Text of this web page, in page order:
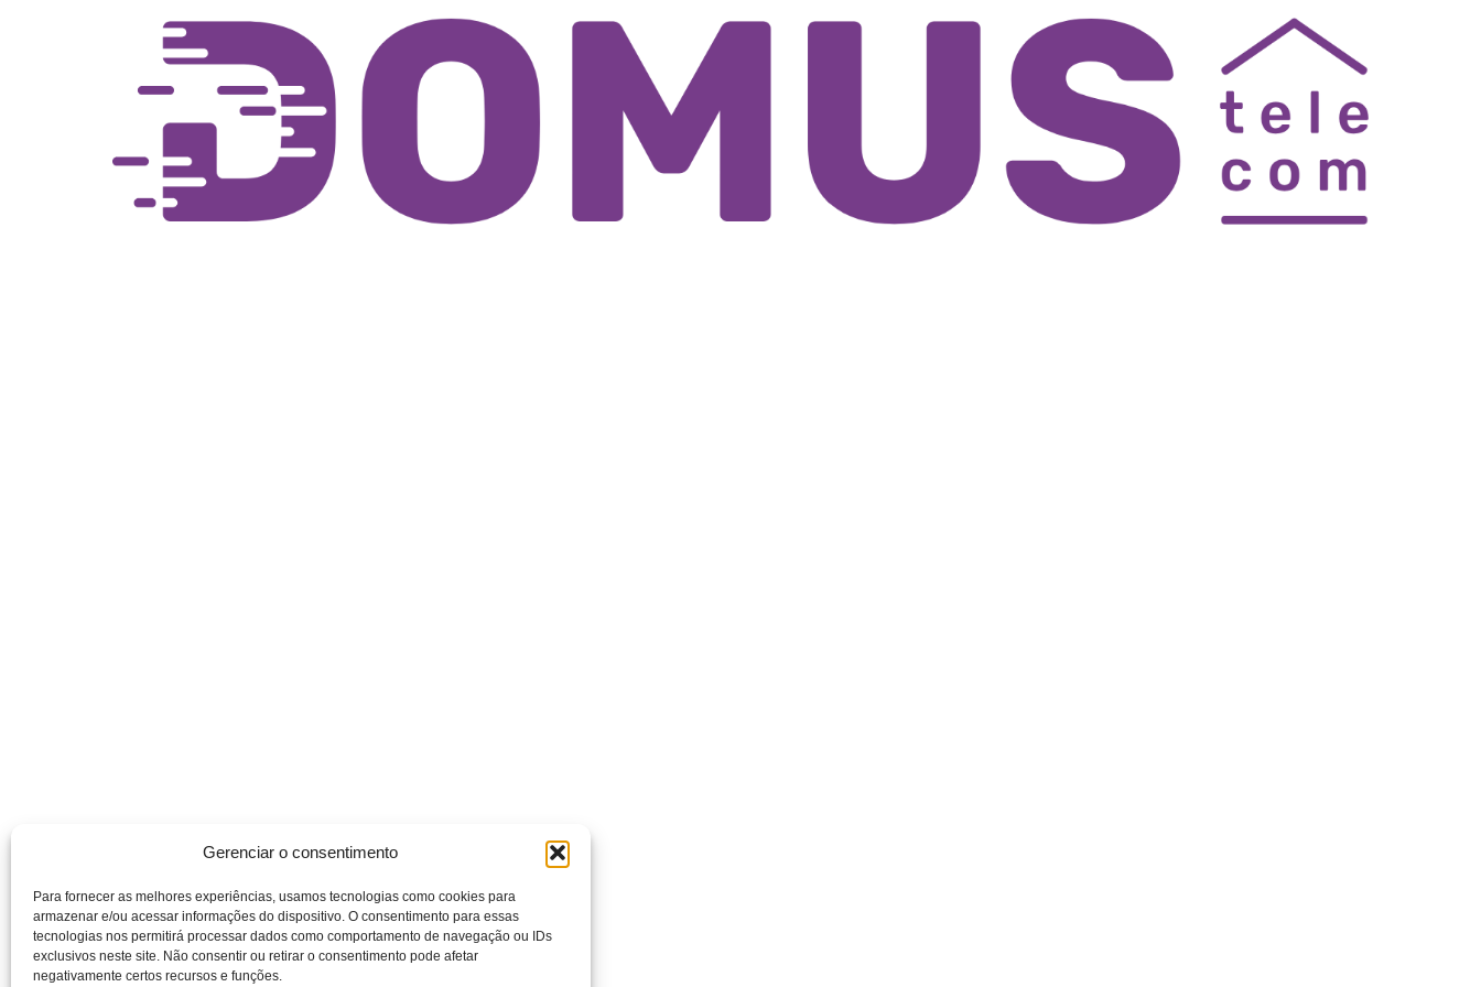
Gerenciar o consentimento
Para fornecer as melhores experiências, usamos tecnologias como cookies para
armazenar e/ou acessar informações do dispositivo. O consentimento para essas
tecnologias nos permitirá processar dados como comportamento de navegação ou IDs
exclusivos neste site. Não consentir ou retirar o consentimento pode afetar
negativamente certos recursos e funções.